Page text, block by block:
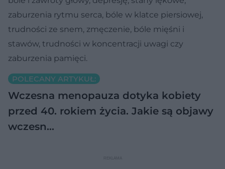
zaburzenia rytmu serca, bóle w klatce piersiowej,
trudności ze snem, zmęczenie, bóle mięśni i
stawów, trudności w koncentracji uwagi czy
zaburzenia pamięci.
POLECANY ARTYKUŁ:
Wczesna menopauza dotyka kobiety
przed 40. rokiem życia. Jakie są objawy
wczesn…